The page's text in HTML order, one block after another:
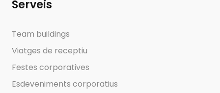
Serveis
Team buildings
Viatges de receptiu
Festes corporatives
Esdeveniments corporatius